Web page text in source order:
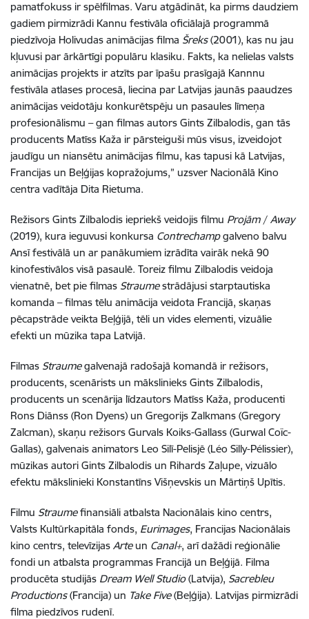
pamatfokuss ir spēlfilmas. Varu atgādināt, ka pirms daudziem
gadiem pirmizrādi Kannu festivāla oficiālajā programmā
piedzīvoja Holivudas animācijas filma Šreks(2001), kas nu jau
kļuvusi par ārkārtīgi populāru klasiku. Fakts, ka nelielas valsts
animācijas projekts ir atzīts par īpašu prasīgajā Kannnu
festivāla atlases procesā, liecina par Latvijas jaunās paaudzes
animācijas veidotāju konkurētspēju un pasaules līmeņa
profesionālismu – gan filmas autors Gints Zilbalodis, gan tās
producents Matīss Kaža ir pārsteiguši mūs visus, izveidojot
jaudīgu un niansētu animācijas filmu, kas tapusi kā Latvijas,
Francijas un Beļģijas kopražojums,” uzsver Nacionālā Kino
centra vadītāja Dita Rietuma.
Režisors Gints Zilbalodis iepriekš veidojis filmu Projām/ Away
(2019), kura ieguvusi konkursa Contrechampgalveno balvu
Ansī festivālā un ar panākumiem izrādīta vairāk nekā 90
kinofestivālos visā pasaulē. Toreiz filmu Zilbalodis veidoja
vienatnē, bet pie filmas Straumestrādājusi starptautiska
komanda – filmas tēlu animācija veidota Francijā, skaņas
pēcapstrāde veikta Beļģijā, tēli un vides elementi, vizuālie
efekti un mūzika tapa Latvijā.
Filmas Straumegalvenajā radošajā komandā ir režisors,
producents, scenārists un mākslinieks Gints Zilbalodis,
producents un scenārija līdzautors Matīss Kaža, producenti
Rons Diānss (Ron Dyens) un Gregorijs Zalkmans (Gregory
Zalcman), skaņu režisors Gurvals Koiks-Gallass (Gurwal Coïc-
Gallas), galvenais animators Leo Silī-Pelisjē (Léo Silly-Pélissier),
mūzikas autori Gints Zilbalodis un Rihards Zaļupe, vizuālo
efektu mākslinieki Konstantīns Višņevskis un Mārtiņš Upītis.
Filmu Straumefinansiāli atbalsta Nacionālais kino centrs,
Valsts Kultūrkapitāla fonds, Eurimages, Francijas Nacionālais
kino centrs, televīzijas Arteun Canal+, arī dažādi reģionālie
fondi un atbalsta programmas Francijā un Beļģijā. Filma
producēta studijās Dream Well Studio(Latvija), Sacrebleu
Productions(Francija) un Take Five(Beļģija). Latvijas pirmizrādi
filma piedzīvos rudenī.